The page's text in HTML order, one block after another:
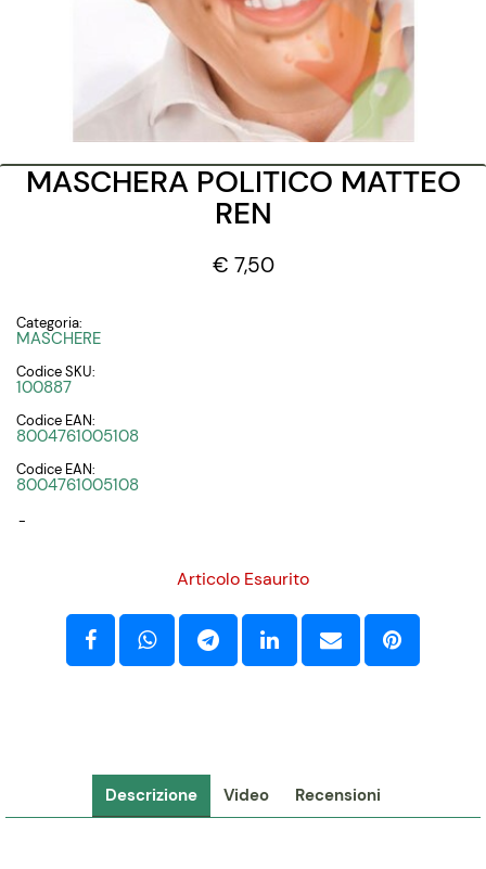
MASCHERA POLITICO MATTEO
REN
€ 7,50
Categoria:
MASCHERE
Codice SKU:
100887
Codice EAN:
8004761005108
Codice EAN:
8004761005108
-
Articolo Esaurito
Descrizione Video Recensioni